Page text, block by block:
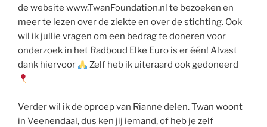
de website www.TwanFoundation.nl te bezoeken en
meer te lezen over de ziekte en over de stichting. Ook
wil ik jullie vragen om een bedrag te doneren voor
onderzoek in het Radboud Elke Euro is er één! Alvast
dank hiervoor
Zelf heb ik uiteraard ook gedoneerd
Verder wil ik de oproep van Rianne delen. Twan woont
in Veenendaal, dus ken jij iemand, of heb je zelf